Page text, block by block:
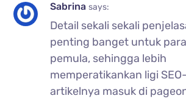
Sabrinasays:
Detail sekali sekali
penting banget untuk
pemula, sehingga lebih
memperatikankan ligi
artikelnya masuk di